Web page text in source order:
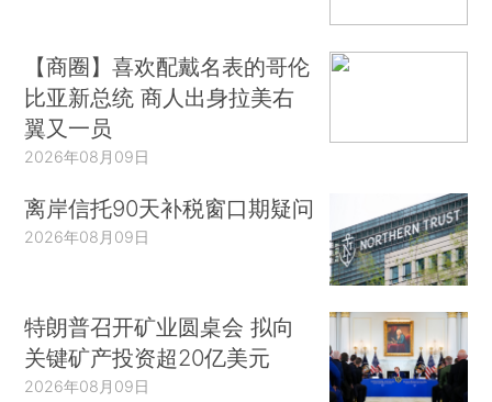
【商圈】喜欢配戴名表的哥伦
比亚新总统 商人出身拉美右
翼又一员
2026年08月09日
离岸信托90天补税窗口期疑问
2026年08月09日
特朗普召开矿业圆桌会 拟向
关键矿产投资超20亿美元
2026年08月09日